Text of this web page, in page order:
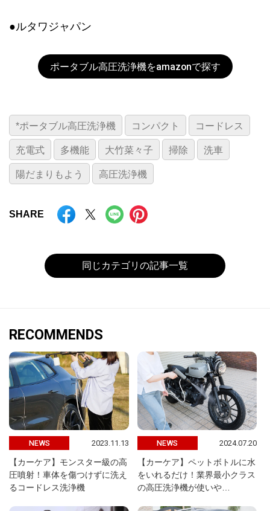
●ルタワジャパン
ポータブル高圧洗浄機をamazonで探す
*ポータブル高圧洗浄機 コンパクト コードレス
充電式 多機能 大竹菜々子 掃除 洗車
陽だまりもよう 高圧洗浄機
SHARE
同じカテゴリの記事一覧
RECOMMENDS
NEWS 2023.11.13
【カーケア】モンスター級の高
圧噴射！車体を傷つけずに洗え
るコードレス洗浄機
NEWS 2024.07.20
【カーケア】ペットボトルに水
をいれるだけ！業界最小クラス
の高圧洗浄機が使いや…